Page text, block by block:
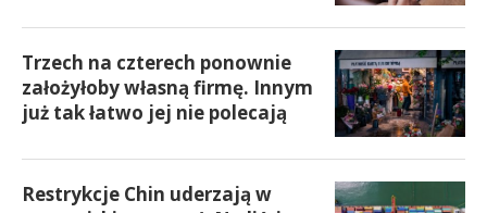
Trzech na czterech ponownie
założyłoby własną firmę. Innym
już tak łatwo jej nie polecają
Restrykcje Chin uderzają w